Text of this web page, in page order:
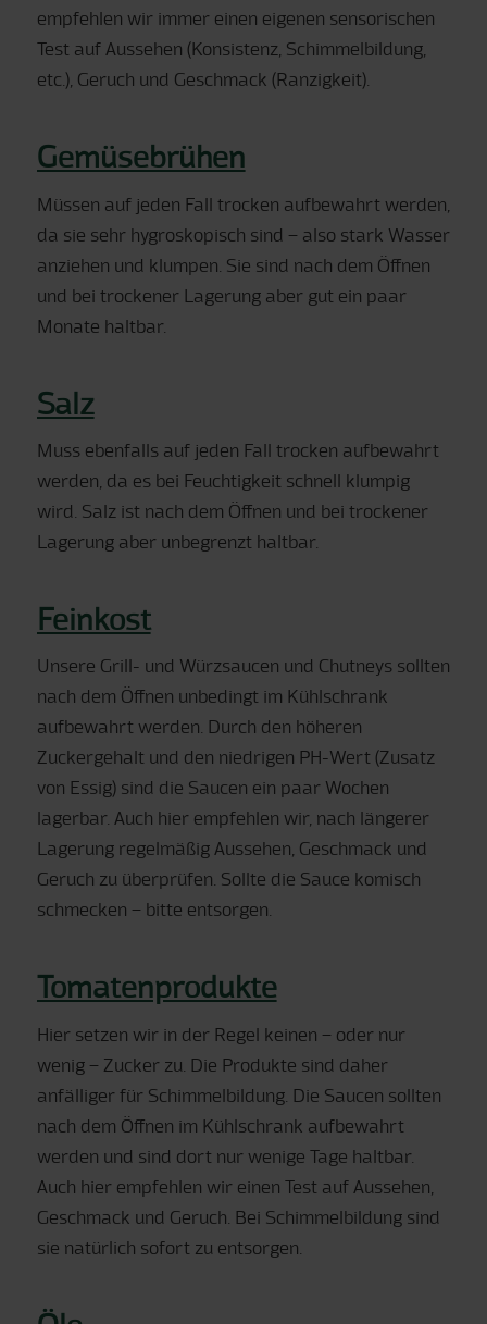
empfehlen wir immer einen eigenen sensorischen
Test auf Aussehen (Konsistenz, Schimmelbildung,
etc.), Geruch und Geschmack (Ranzigkeit).
Gemüsebrühen
Müssen auf jeden Fall trocken aufbewahrt werden,
da sie sehr hygroskopisch sind – also stark Wasser
anziehen und klumpen. Sie sind nach dem Öffnen
und bei trockener Lagerung aber gut ein paar
Monate haltbar.
Salz
Muss ebenfalls auf jeden Fall trocken aufbewahrt
werden, da es bei Feuchtigkeit schnell klumpig
wird. Salz ist nach dem Öffnen und bei trockener
Lagerung aber unbegrenzt haltbar.
Feinkost
Unsere Grill- und Würzsaucen und Chutneys sollten
nach dem Öffnen unbedingt im Kühlschrank
aufbewahrt werden. Durch den höheren
Zuckergehalt und den niedrigen PH-Wert (Zusatz
von Essig) sind die Saucen ein paar Wochen
lagerbar. Auch hier empfehlen wir, nach längerer
Lagerung regelmäßig Aussehen, Geschmack und
Geruch zu überprüfen. Sollte die Sauce komisch
schmecken – bitte entsorgen.
Tomatenprodukte
Hier setzen wir in der Regel keinen – oder nur
wenig – Zucker zu. Die Produkte sind daher
anfälliger für Schimmelbildung. Die Saucen sollten
nach dem Öffnen im Kühlschrank aufbewahrt
werden und sind dort nur wenige Tage haltbar.
Auch hier empfehlen wir einen Test auf Aussehen,
Geschmack und Geruch. Bei Schimmelbildung sind
sie natürlich sofort zu entsorgen.